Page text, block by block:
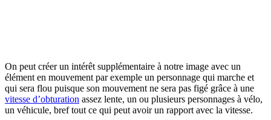
On peut créer un intérêt supplémentaire à notre image avec un
élément en mouvement par exemple un personnage qui marche et
qui sera flou puisque son mouvement ne sera pas figé grâce à une
vitesse d’obturation assez lente, un ou plusieurs personnages à vélo,
un véhicule, bref tout ce qui peut avoir un rapport avec la vitesse.